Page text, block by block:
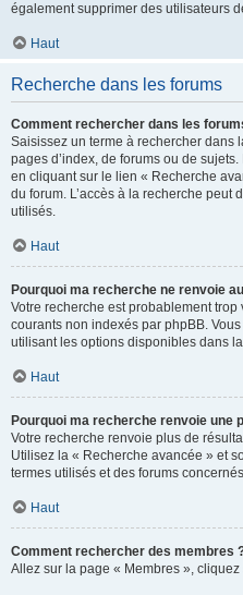
également supprimer des utilisateurs
Haut
Recherche dans les forums
Comment rechercher dans les
Saisissez un terme à rechercher dans
pages d’index, de forums ou de
en cliquant sur le lien « Recherche
du forum. L’accès à la recherche peut
utilisés.
Haut
Pourquoi ma recherche ne renvoie
Votre recherche est probablement
courants non indexés par phpBB.
utilisant les options disponibles dans
Haut
Pourquoi ma recherche renvoie une
Votre recherche renvoie plus de
Utilisez la « Recherche avancée » et
termes utilisés et des forums
Haut
Comment rechercher des membres
Allez sur la page « Membres »,